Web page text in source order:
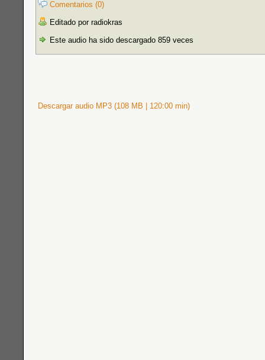
Comentarios (0)
Editado por radiokras
Este audio ha sido descargado 859 veces
Descargar audio MP3 (108 MB | 120:00 min)